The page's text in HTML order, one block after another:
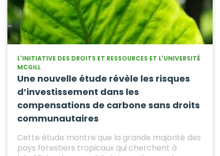
L'INITIATIVE DES DROITS ET RESSOURCES ET L'UNIVERSITÉ
MCGILL
Une nouvelle étude révèle les risques
d’investissement dans les
compensations de carbone sans droits
communautaires
Cette étude montre que la grande majorité des
pays forestiers tropicaux qui cherchent à